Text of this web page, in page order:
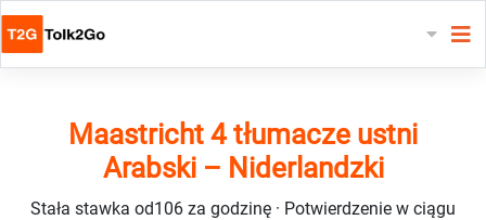
Maastricht 4 tłumacze ustni
Arabski – Niderlandzki
Stała stawka od106 za godzinę · Potwierdzenie w ciągu